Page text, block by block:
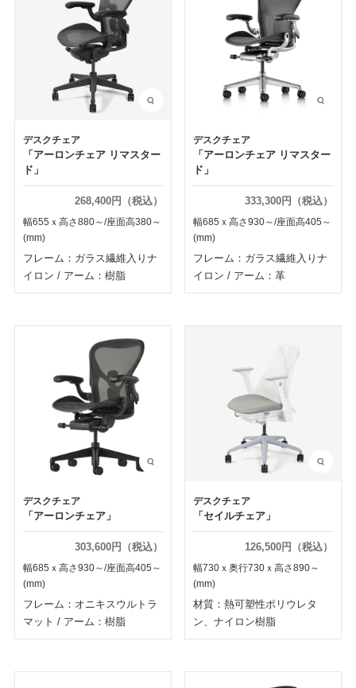
デスクチェア
「アーロンチェア リマスター
ド」
268,400円（税込）
幅655ｘ高さ880～/座面高380～
(mm)
フレーム：ガラス繊維入りナ
イロン / アーム：樹脂
デスクチェア
「アーロンチェア リマスター
ド」
333,300円（税込）
幅685ｘ高さ930～/座面高405～
(mm)
フレーム：ガラス繊維入りナ
イロン / アーム：革
デスクチェア
「アーロンチェア」
303,600円（税込）
幅685ｘ高さ930～/座面高405～
(mm)
フレーム：オニキスウルトラ
マット / アーム：樹脂
デスクチェア
「セイルチェア」
126,500円（税込）
幅730ｘ奥行730ｘ高さ890～
(mm)
材質：熱可塑性ポリウレタ
ン、ナイロン樹脂